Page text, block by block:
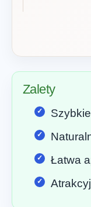
Zalety
Łatwa